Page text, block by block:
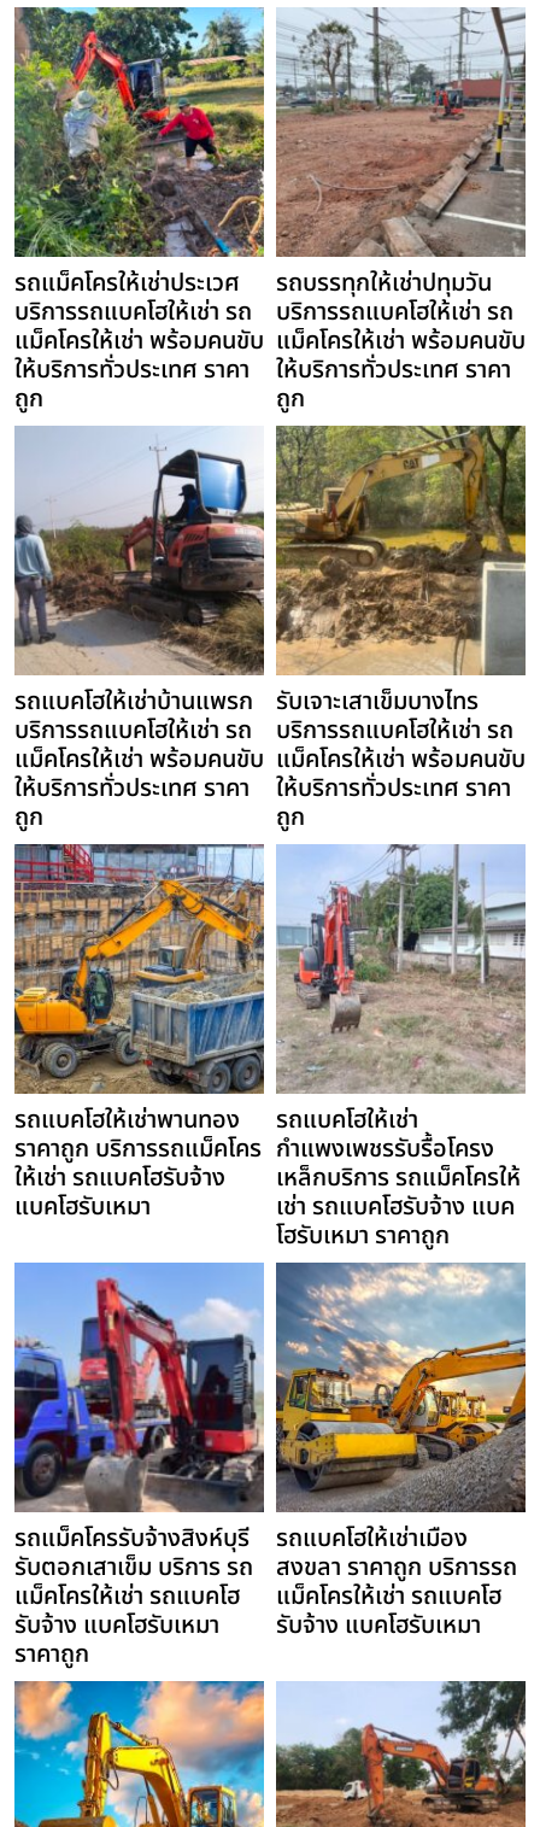
รถแม็คโครให้เช่าประเวศ
บริการรถแบคโฮให้เช่า รถ
แม็คโครให้เช่า พร้อมคนขับ
ให้บริการทั่วประเทศ ราคา
ถูก
รถบรรทุกให้เช่าปทุมวัน
บริการรถแบคโฮให้เช่า รถ
แม็คโครให้เช่า พร้อมคนขับ
ให้บริการทั่วประเทศ ราคา
ถูก
รถแบคโฮให้เช่าบ้านแพรก
บริการรถแบคโฮให้เช่า รถ
แม็คโครให้เช่า พร้อมคนขับ
ให้บริการทั่วประเทศ ราคา
ถูก
รับเจาะเสาเข็มบางไทร
บริการรถแบคโฮให้เช่า รถ
แม็คโครให้เช่า พร้อมคนขับ
ให้บริการทั่วประเทศ ราคา
ถูก
รถแบคโฮให้เช่าพานทอง
ราคาถูก บริการรถแม็คโคร
ให้เช่า รถแบคโฮรับจ้าง
แบคโฮรับเหมา
รถแบคโฮให้เช่า
กำแพงเพชรรับรื้อโครง
เหล็กบริการ รถแม็คโครให้
เช่า รถแบคโฮรับจ้าง แบค
โฮรับเหมา ราคาถูก
รถแม็คโครรับจ้างสิงห์บุรี
รับตอกเสาเข็ม บริการ รถ
แม็คโครให้เช่า รถแบคโฮ
รับจ้าง แบคโฮรับเหมา
ราคาถูก
รถแบคโฮให้เช่าเมือง
สงขลา ราคาถูก บริการรถ
แม็คโครให้เช่า รถแบคโฮ
รับจ้าง แบคโฮรับเหมา